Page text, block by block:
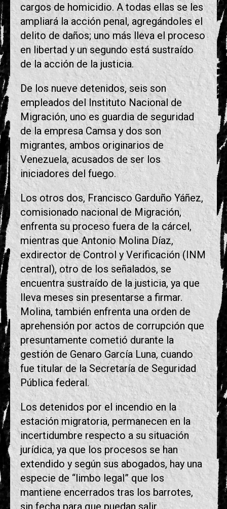
cargos de homicidio. A todas ellas se les
ampliará la acción penal, agregándoles el
delito de daños; uno más lleva el proceso
en libertad y un segundo está sustraído
de la acción de la justicia.
De los nueve detenidos, seis son
empleados del Instituto Nacional de
Migración, uno es guardia de seguridad
de la empresa Camsa y dos son
migrantes, ambos originarios de
Venezuela, acusados de ser los
iniciadores del fuego.
Los otros dos, Francisco Garduño Yáñez,
comisionado nacional de Migración,
enfrenta su proceso fuera de la cárcel,
mientras que Antonio Molina Díaz,
exdirector de Control y Verificación (INM
central), otro de los señalados, se
encuentra sustraído de la justicia, ya que
lleva meses sin presentarse a firmar.
Molina, también enfrenta una orden de
aprehensión por actos de corrupción que
presuntamente cometió durante la
gestión de Genaro García Luna, cuando
fue titular de la Secretaría de Seguridad
Pública federal.
Los detenidos por el incendio en la
estación migratoria, permanecen en la
incertidumbre respecto a su situación
jurídica, ya que los procesos se han
extendido y según sus abogados, hay una
especie de “limbo legal” que los
mantiene encerrados tras los barrotes,
sin fecha para que puedan salir.